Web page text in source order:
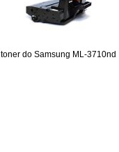
toner do Samsung ML-3710nd